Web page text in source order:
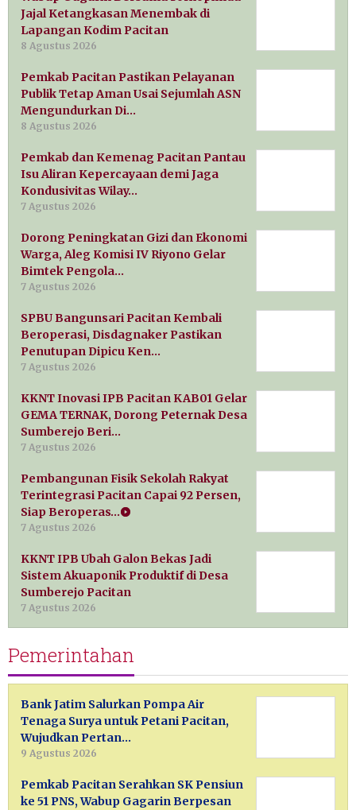
Jajal Ketangkasan Menembak di
Lapangan Kodim Pacitan
8 Agustus 2026
Pemkab Pacitan Pastikan Pelayanan
Publik Tetap Aman Usai Sejumlah ASN
Mengundurkan Di…
8 Agustus 2026
Pemkab dan Kemenag Pacitan Pantau
Isu Aliran Kepercayaan demi Jaga
Kondusivitas Wilay…
7 Agustus 2026
Dorong Peningkatan Gizi dan Ekonomi
Warga, Aleg Komisi IV Riyono Gelar
Bimtek Pengola…
7 Agustus 2026
SPBU Bangunsari Pacitan Kembali
Beroperasi, Disdagnaker Pastikan
Penutupan Dipicu Ken…
7 Agustus 2026
KKNT Inovasi IPB Pacitan KAB01 Gelar
GEMA TERNAK, Dorong Peternak Desa
Sumberejo Beri…
7 Agustus 2026
Pembangunan Fisik Sekolah Rakyat
Terintegrasi Pacitan Capai 92 Persen,
Siap Beroperas…
7 Agustus 2026
KKNT IPB Ubah Galon Bekas Jadi
Sistem Akuaponik Produktif di Desa
Sumberejo Pacitan
7 Agustus 2026
Pemerintahan
Bank Jatim Salurkan Pompa Air
Tenaga Surya untuk Petani Pacitan,
Wujudkan Pertan…
9 Agustus 2026
Pemkab Pacitan Serahkan SK Pensiun
ke 51 PNS, Wabup Gagarin Berpesan